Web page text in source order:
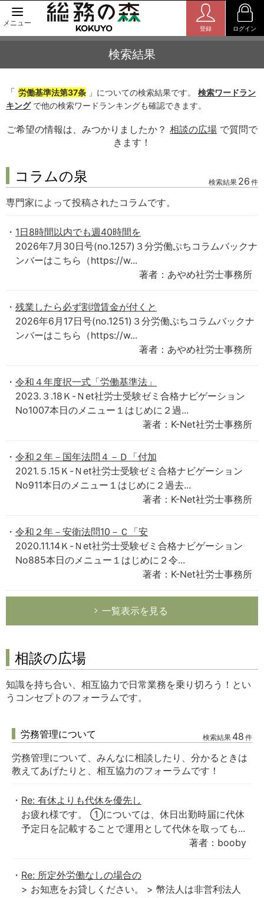
メニュー
登録 ログイン
検索結果
「 労働基準法第37条 」についての検索結果です。 検索ワードラン
キングで他の検索ワードランキングも確認できます。
ご希望の情報は、みつかりましたか？ 相談の広場 で質問で
きます！
コラムの泉 検索結果 26 件
専門家によって投稿されたコラムです。
1日8時間以内でも週40時間を
2026年7月30日号(no.1257)３分労働ぷちコラムバックナ
ンバーはこちら（https://w...
著者：あやめ社労士事務所
残業したら必ず割増賃金が付くと
2026年6月17日号(no.1251)３分労働ぷちコラムバックナ
ンバーはこちら（https://w...
著者：あやめ社労士事務所
令和４年度択一式「労働基準法」
2023.３.18Ｋ-Ｎet社労士受験ゼミ合格ナビゲーション
No1007本日のメニュー１はじめに２過...
著者：K-Net社労士事務所
令和２年－国年法問４－Ｄ「付加
2021.５.15Ｋ-Ｎet社労士受験ゼミ合格ナビゲーション
No911本日のメニュー１はじめに２過去...
著者：K-Net社労士事務所
令和２年－安衛法問10－Ｃ「安
2020.11.14Ｋ-Ｎet社労士受験ゼミ合格ナビゲーション
No885本日のメニュー１はじめに２令...
著者：K-Net社労士事務所
一覧表示を見る
相談の広場
知識を持ち合い、相互協力で日常業務を乗り切ろう！とい
うコンセプトのフォーラムです。
労務管理について 検索結果 48 件
労務管理について、みんなに相談したり、分かるときは
教えてあげたりと、相互協力のフォーラムです！
Re: 有休よりも代休を優先し
お疲れ様です。 ①については、休日出勤時届に代休
予定日を記載することで運用として代休を取っても...
著者：booby
Re: 所定外労働なしの場合の
> お知恵をお貸しください。 > 幣法人は非営利法人